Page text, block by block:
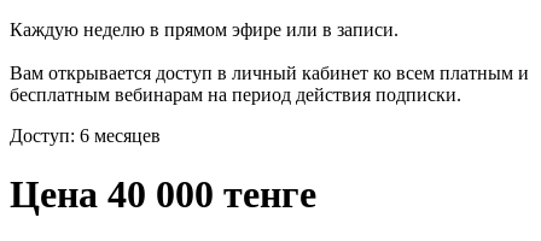
Каждую неделю в прямом эфире или в записи.
Вам открывается доступ в личный кабинет ко всем платным и
бесплатным вебинарам на период действия подписки.
Доступ: 6 месяцев
Цена 40 000 тенге